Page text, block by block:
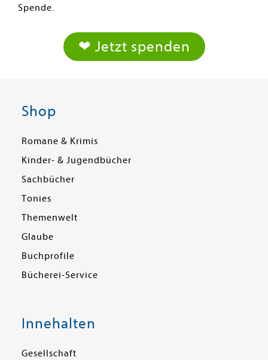
Spende.
❤ Jetzt spenden
Shop
Romane & Krimis
Kinder- & Jugendbücher
Sachbücher
Tonies
Themenwelt
Glaube
Buchprofile
Bücherei-Service
Innehalten
Gesellschaft